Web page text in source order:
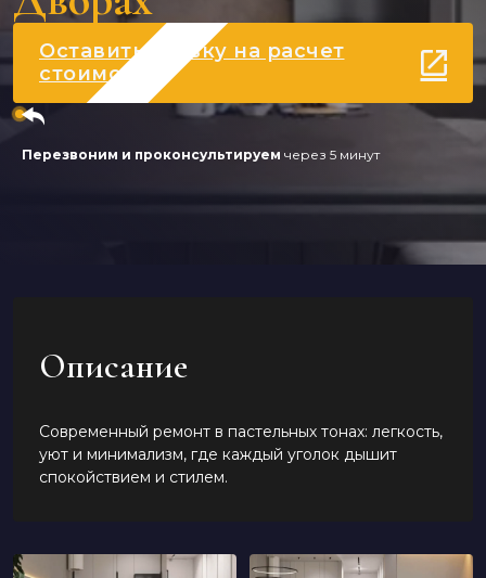
Оставить заявку на расчет
стоимости
Перезвоним и проконсультируем через 5 минут
Описание
Современный ремонт в пастельных тонах: легкость,
уют и минимализм, где каждый уголок дышит
спокойствием и стилем.